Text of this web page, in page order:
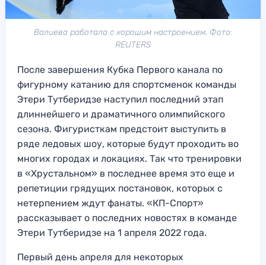
Валиева работала с хорошим настроением. Фото:
REUTERS
После завершения Кубка Первого канала по
фигурному катанию для спортсменок команды
Этери Тутберидзе наступил последний этап
длиннейшего и драматичного олимпийского
сезона. Фигуристкам предстоит выступить в
ряде ледовых шоу, которые будут проходить во
многих городах и локациях. Так что тренировки
в «Хрустальном» в последнее время это еще и
репетиции грядущих постановок, которых с
нетерпением ждут фанаты. «КП-Спорт»
рассказывает о последних новостях в команде
Этери Тутберидзе на 1 апреля 2022 года.
Первый день апреля для некоторых